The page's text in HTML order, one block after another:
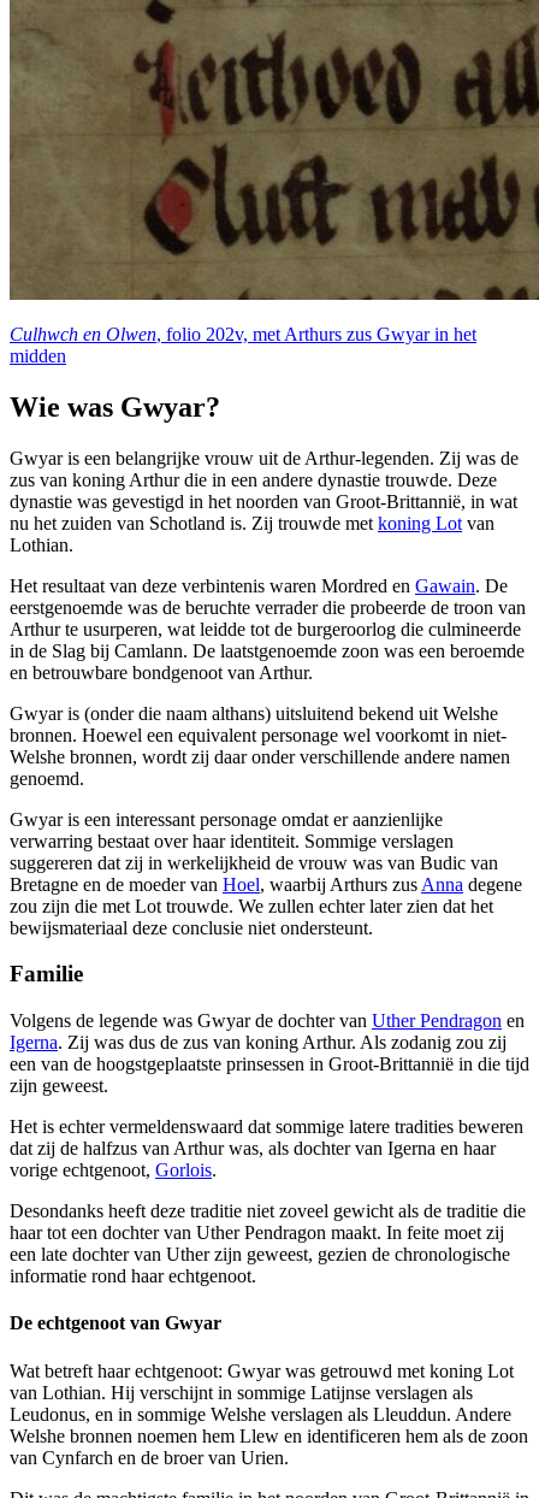
Culhwch en Olwen, folio 202v, met Arthurs zus Gwyar in het
midden
Wie was Gwyar?
Gwyar is een belangrijke vrouw uit de Arthur-legenden. Zij was de
zus van koning Arthur die in een andere dynastie trouwde. Deze
dynastie was gevestigd in het noorden van Groot-Brittannië, in wat
nu het zuiden van Schotland is. Zij trouwde met koning Lot van
Lothian.
Het resultaat van deze verbintenis waren Mordred en Gawain. De
eerstgenoemde was de beruchte verrader die probeerde de troon van
Arthur te usurperen, wat leidde tot de burgeroorlog die culmineerde
in de Slag bij Camlann. De laatstgenoemde zoon was een beroemde
en betrouwbare bondgenoot van Arthur.
Gwyar is (onder die naam althans) uitsluitend bekend uit Welshe
bronnen. Hoewel een equivalent personage wel voorkomt in niet-
Welshe bronnen, wordt zij daar onder verschillende andere namen
genoemd.
Gwyar is een interessant personage omdat er aanzienlijke
verwarring bestaat over haar identiteit. Sommige verslagen
suggereren dat zij in werkelijkheid de vrouw was van Budic van
Bretagne en de moeder van Hoel, waarbij Arthurs zus Anna degene
zou zijn die met Lot trouwde. We zullen echter later zien dat het
bewijsmateriaal deze conclusie niet ondersteunt.
Familie
Volgens de legende was Gwyar de dochter van Uther Pendragon en
Igerna. Zij was dus de zus van koning Arthur. Als zodanig zou zij
een van de hoogstgeplaatste prinsessen in Groot-Brittannië in die tijd
zijn geweest.
Het is echter vermeldenswaard dat sommige latere tradities beweren
dat zij de halfzus van Arthur was, als dochter van Igerna en haar
vorige echtgenoot, Gorlois.
Desondanks heeft deze traditie niet zoveel gewicht als de traditie die
haar tot een dochter van Uther Pendragon maakt. In feite moet zij
een late dochter van Uther zijn geweest, gezien de chronologische
informatie rond haar echtgenoot.
De echtgenoot van Gwyar
Wat betreft haar echtgenoot: Gwyar was getrouwd met koning Lot
van Lothian. Hij verschijnt in sommige Latijnse verslagen als
Leudonus, en in sommige Welshe verslagen als Lleuddun. Andere
Welshe bronnen noemen hem Llew en identificeren hem als de zoon
van Cynfarch en de broer van Urien.